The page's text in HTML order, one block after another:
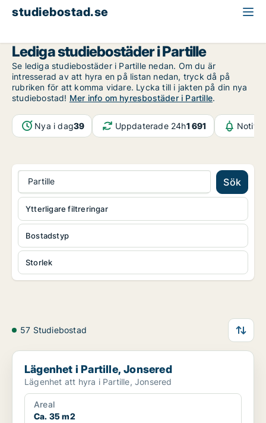
studiebostad.se
Lediga studiebostäder i Partille
Se lediga studiebostäder i Partille nedan. Om du är
intresserad av att hyra en på listan nedan, tryck då på
rubriken för att komma vidare. Lycka till i jakten på din nya
studiebostad! Mer info om hyresbostäder i Partille.
Nya i dag39 Uppdaterade 24h1 691
Partille Sök
Bostadstyp
Storlek
Ytterligare filtreringar
57 Studiebostad
Lägenhet i Partille, Jonsered
Lägenhet i Partille, Jonsered
Lägenhet att hyra i Partille, Jonsered
Areal
Ca. 35 m2